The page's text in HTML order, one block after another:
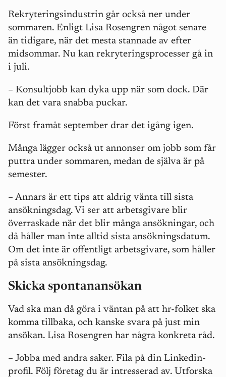
Rekryteringsindustrin går också ner under
sommaren. Enligt Lisa Rosengren något senare
än tidigare, när det mesta stannade av efter
midsommar. Nu kan rekryteringsprocesser gå in
i juli.
– Konsultjobb kan dyka upp när som dock. Där
kan det vara snabba puckar.
Först framåt september drar det igång igen.
Många lägger också ut annonser om jobb som får
puttra under sommaren, medan de själva är på
semester.
– Annars är ett tips att aldrig vänta till sista
ansökningsdag. Vi ser att arbetsgivare blir
överraskade när det blir många ansökningar, och
då håller man inte alltid sista ansökningsdatum.
Om det inte är offentligt arbetsgivare, som håller
på sista ansökningsdag.
Skicka spontanansökan
Vad ska man då göra i väntan på att hr-folket ska
komma tillbaka, och kanske svara på just min
ansökan. Lisa Rosengren har några konkreta råd.
– Jobba med andra saker. Fila på din Linkedin-
profil. Följ företag du är intresserad av. Utforska